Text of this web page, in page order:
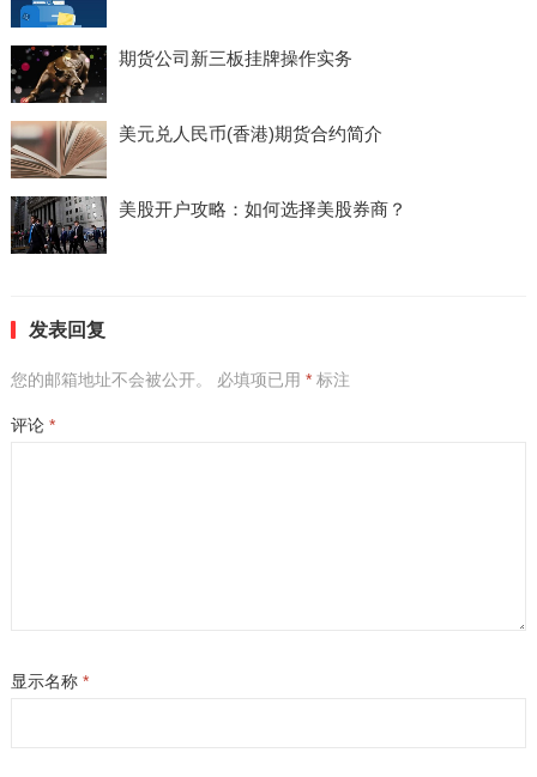
期货公司新三板挂牌操作实务
美元兑人民币(香港)期货合约简介
美股开户攻略：如何选择美股券商？
发表回复
您的邮箱地址不会被公开。 必填项已用 *标注
评论 *
显示名称 *